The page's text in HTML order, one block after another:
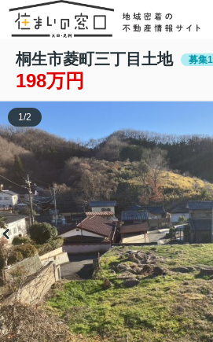
桐生市菱町三丁目土地 募集1
198万円
1/2